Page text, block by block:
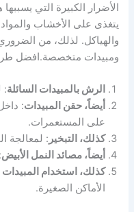
الأضرار الكبيرة التي
يتغذى على الأخشاب
والهياكل. لذلك، من
ومبيدات متخصصة.افضل
الرش بالمبيدات السائلة:
أيضاً، حقن المبيدات:
على المستعمرات.
كذلك، التبخير : لمعالجة
أيضاً، مصائد النمل الأبيض
كذلك، استخدام المبيدات
الأماكن الصغيرة.